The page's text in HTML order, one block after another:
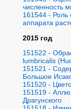
численность
161544 - Роль
аппарата
2015 год
151522 -
lumbricalis
151521 -
Большое
151520 -
151519 -
Драгунского